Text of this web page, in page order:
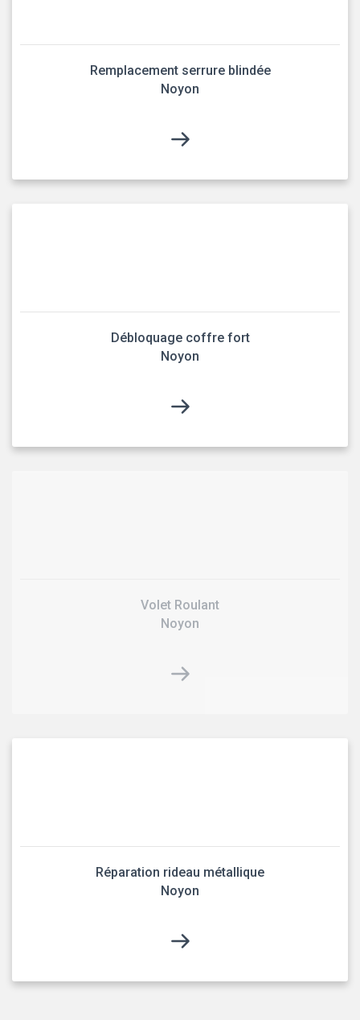
Remplacement serrure blindée
Noyon
Débloquage coffre fort
Noyon
Volet Roulant
Noyon
Réparation rideau métallique
Noyon